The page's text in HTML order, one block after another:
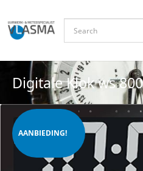
Digitale Klok ws
AANBIEDING!